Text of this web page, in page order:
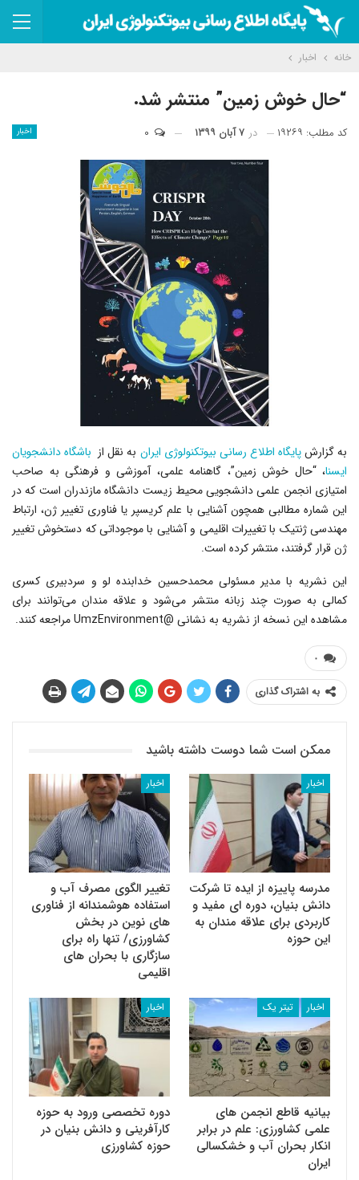
خانه اخبار
“حال خوش زمین” منتشر شد.
اخبار کد مطلب: ۱۹۲۶۹ در ۷ آبان ۱۳۹۹
به گزارشپایگاه اطلاع رسانی بیوتکنولوژی ایران به نقل از باشگاه دانشجویان
ایسنا، “حال خوش زمین”، گاهنامه علمی، آموزشی و فرهنگی به صاحب
امتیازی انجمن علمی دانشجویی محیط زیست دانشگاه مازندران است که در
این شماره مطالبی همچون آشنایی با علم کریسپر یا فناوری تغییر ژن، ارتباط
مهندسی ژنتیک با تغییرات اقلیمی و آشنایی با موجوداتی که دستخوش تغییر
ژن قرار گرفتند، منتشر کرده است.
این نشریه با مدیر مسئولی محمدحسین خدابنده لو و سردبیری کسری
کمالی به صورت چند زبانه منتشر می‌شود و علاقه مندان می‌توانند برای
مشاهده این نسخه از نشریه به نشانی @UmzEnvironment مراجعه کنند.
۰
به اشتراک گذاری
ممکن است شما دوست داشته باشید
اخبار
مدرسه پاییزه از ایده تا شرکت
دانش بنیان، دوره ای مفید و
کاربردی برای علاقه مندان به
این حوزه
اخبار
تغییر الگوی مصرف آب و
استفاده هوشمندانه از فناوری
های نوین در بخش
کشاورزی/ تنها راه برای
سازگاری با بحران های
اقلیمی
اخبار تیتر یک
بیانیه قاطع انجمن های
علمی کشاورزی: علم در برابر
انکار بحران آب و خشکسالی
ایران
اخبار
دوره تخصصی ورود به حوزه
کارآفرینی و دانش بنیان در
حوزه کشاورزی